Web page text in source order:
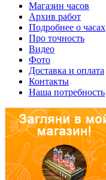
Магазин часов
Архив работ
Подробнее о часах
Про точность
Видео
Фото
Доставка и оплата
Контакты
Наша потребность